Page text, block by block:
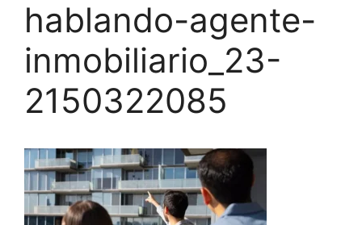
hablando-agente-
inmobiliario_23-
2150322085